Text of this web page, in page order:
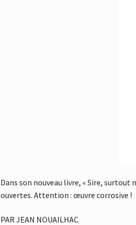
Dans son nouveau livre, « Sire,
ouvertes. Attention : œuvre corrosive !
PAR JEAN NOUAILHAC